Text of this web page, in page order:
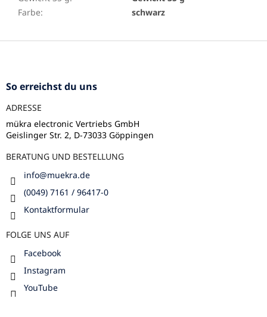
Farbe: schwarz
F
So erreichst du uns
ADRESSE
mükra electronic Vertriebs GmbH
Geislinger Str. 2, D-73033 Göppingen
BERATUNG UND BESTELLUNG
info@muekra.de
(0049) 7161 / 96417-0
Kontaktformular
FOLGE UNS AUF
Facebook
Instagram
YouTube